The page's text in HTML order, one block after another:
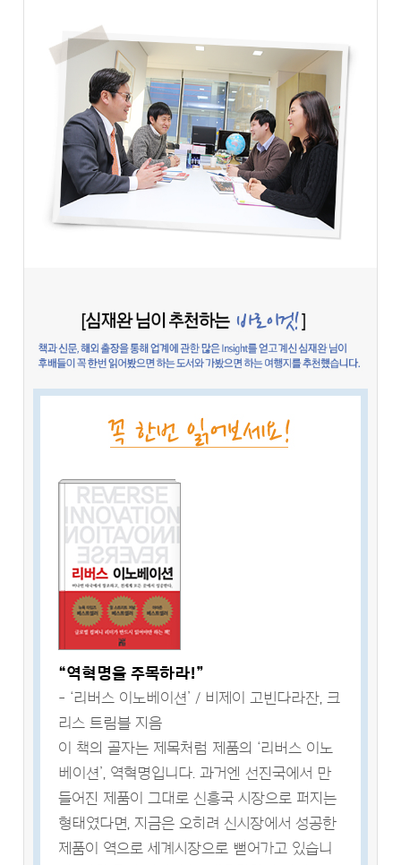
“역혁명을 주목하라!”
- ‘리버스 이노베이션’ / 비제이 고빈다라잔, 크
리스 트림블 지음
이 책의 골자는 제목처럼 제품의 ‘리버스 이노
베이션’, 역혁명입니다. 과거엔 선진국에서 만
들어진 제품이 그대로 신흥국 시장으로 퍼지는
형태였다면, 지금은 오히려 신시장에서 성공한
제품이 역으로 세계시장으로 뻗어가고 있습니